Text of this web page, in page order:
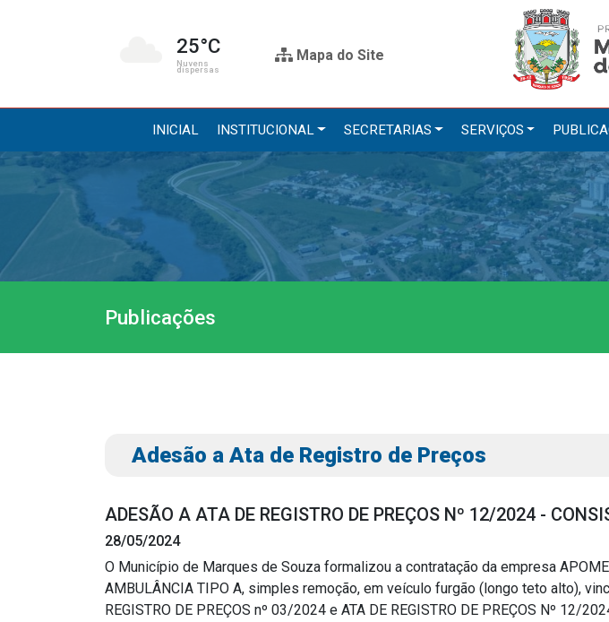
25°C
Nuvens
dispersas
Mapa do Site
INICIAL INSTITUCIONAL SECRETARIAS SERVIÇOS
Institucional
A Prefeitura
Gabinete do Prefeito
História do Município
Secretarias
Administração
Agricultura e Meio Ambiente
Transparência Outros
Publicações
Adesão a Ata de Registro de Preços
ADESÃO A ATA DE REGISTRO DE PREÇOS Nº 12/2024 -
28/05/2024
O Município de Marques de Souza formalizou a contratação da empresa
AMBULÂNCIA TIPO A, simples remoção, em veículo furgão (longo teto alto),
REGISTRO DE PREÇOS nº 03/2024 e ATA DE REGISTRO DE PREÇOS Nº